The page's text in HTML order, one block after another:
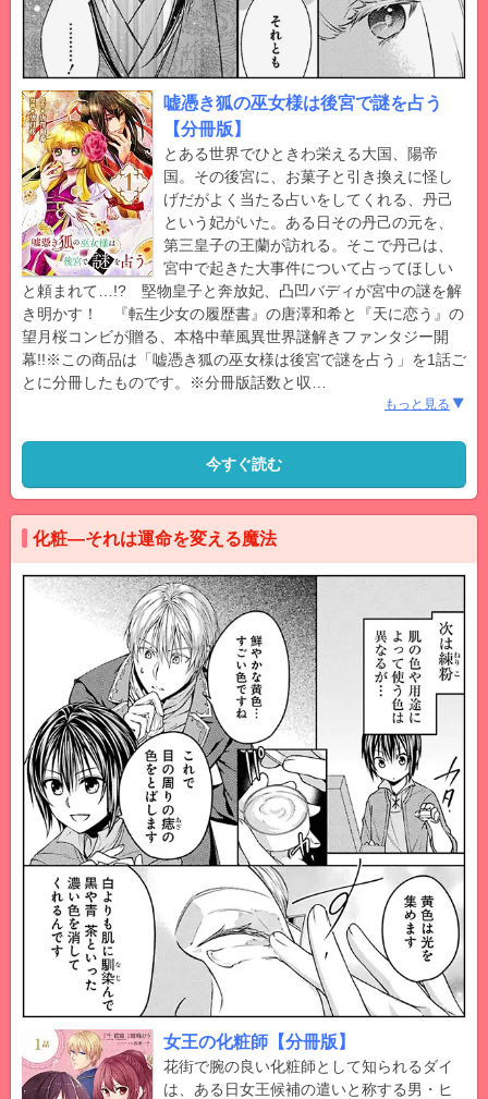
嘘憑き狐の巫女様は後宮で謎を占う
【分冊版】
とある世界でひときわ栄える大国、陽帝
国。その後宮に、お菓子と引き換えに怪し
げだがよく当たる占いをしてくれる、丹己
という妃がいた。ある日その丹己の元を、
第三皇子の王蘭が訪れる。そこで丹己は、
宮中で起きた大事件について占ってほしい
と頼まれて…!? 堅物皇子と奔放妃、凸凹バディが宮中の謎を解
き明かす！ 『転生少女の履歴書』の唐澤和希と『天に恋う』の
望月桜コンビが贈る、本格中華風異世界謎解きファンタジー開
幕!!※この商品は「嘘憑き狐の巫女様は後宮で謎を占う」を1話ご
とに分冊したものです。※分冊版話数と収
もっと見る
今すぐ読む
化粧―それは運命を変える魔法
女王の化粧師【分冊版】
花街で腕の良い化粧師として知られるダイ
は、ある日女王候補の遣いと称する男・ヒ